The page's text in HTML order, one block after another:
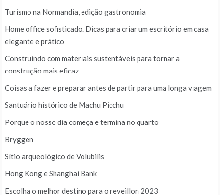
Turismo na Normandia, edição gastronomia
Home office sofisticado. Dicas para criar um escritório em casa
elegante e prático
Construindo com materiais sustentáveis para tornar a
construção mais eficaz
Coisas a fazer e preparar antes de partir para uma longa viagem
Santuário histórico de Machu Picchu
Porque o nosso dia começa e termina no quarto
Bryggen
Sítio arqueológico de Volubilis
Hong Kong e Shanghai Bank
Escolha o melhor destino para o reveillon 2023